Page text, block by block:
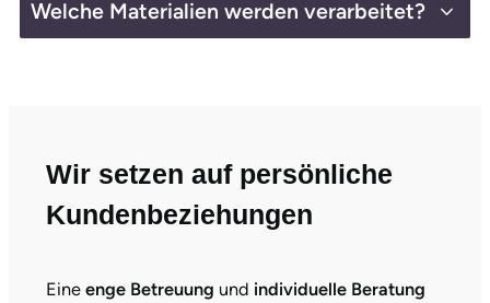
Welche Materialien werden verarbeitet?
Wir setzen auf persönliche
Kundenbeziehungen
Eine enge Betreuung und individuelle Beratung